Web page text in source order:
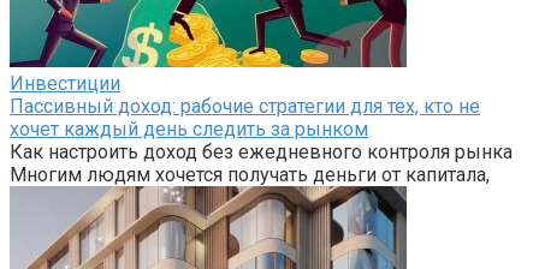
Инвестиции
Пассивный доход: рабочие стратегии для тех, кто не
хочет каждый день следить за рынком
Как настроить доход без ежедневного контроля рынка
Многим людям хочется получать деньги от капитала,